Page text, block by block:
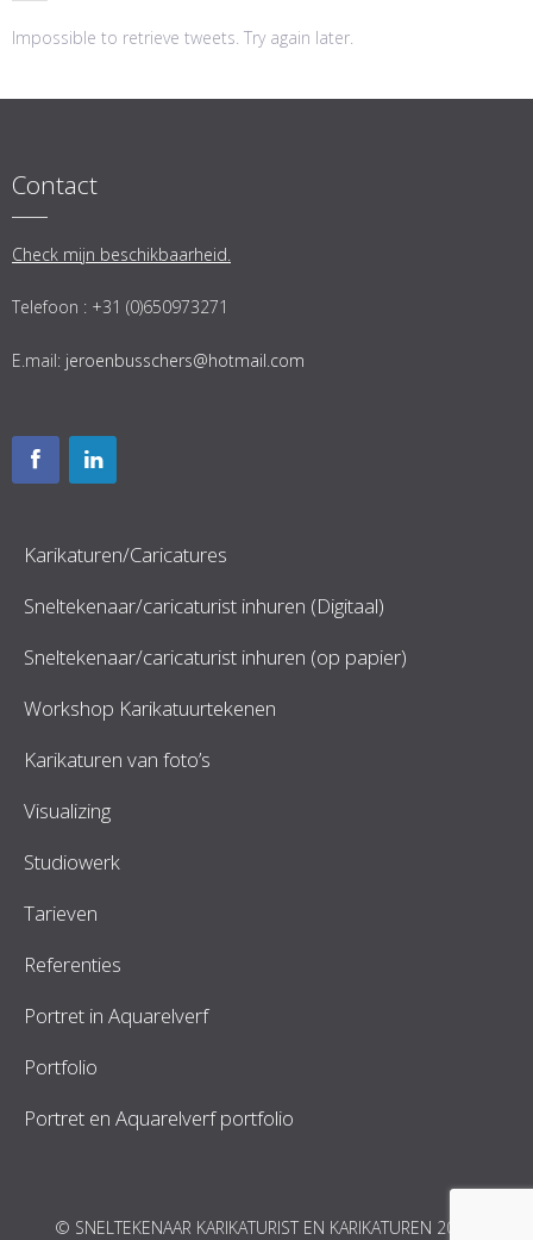
Impossible to retrieve tweets. Try again later.
Contact
Check mijn beschikbaarheid.
Telefoon : +31 (0)650973271
E.mail: jeroenbusschers@hotmail.com
Karikaturen/Caricatures
Sneltekenaar/caricaturist inhuren (Digitaal)
Sneltekenaar/caricaturist inhuren (op papier)
Workshop Karikatuurtekenen
Karikaturen van foto’s
Visualizing
Studiowerk
Tarieven
Referenties
Portret in Aquarelverf
Portfolio
Portret en Aquarelverf portfolio
© SNELTEKENAAR KARIKATURIST EN KARIKATUREN 2026.